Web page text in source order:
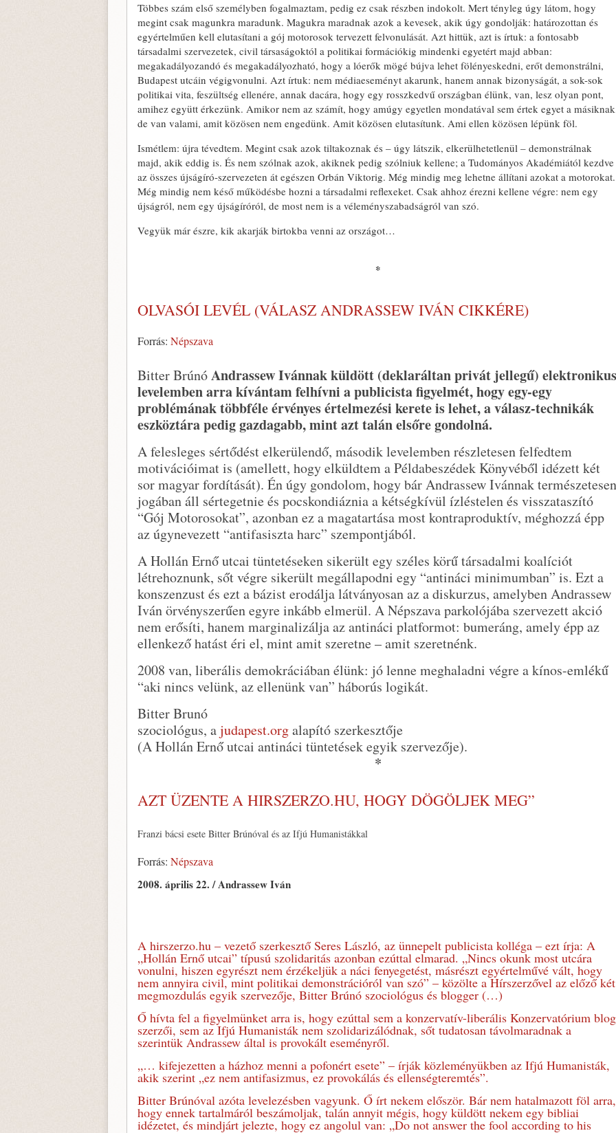
Többes szám első személyben fogalmaztam, pedig ez csak részben indokolt. Mert tényleg úgy látom, hogy
megint csak magunkra maradunk. Magukra maradnak azok a kevesek, akik úgy gondolják: határozottan és
egyértelműen kell elutasítani a gój motorosok tervezett felvonulását. Azt hittük, azt is írtuk: a fontosabb
társadalmi szervezetek, civil társaságoktól a politikai formációkig mindenki egyetért majd abban:
megakadályozandó és megakadályozható, hogy a lóerők mögé bújva lehet fölényeskedni, erőt demonstrálni,
Budapest utcáin végigvonulni. Azt írtuk: nem médiaeseményt akarunk, hanem annak bizonyságát, a sok-sok
politikai vita, feszültség ellenére, annak dacára, hogy egy rosszkedvű országban élünk, van, lesz olyan pont,
amihez együtt érkezünk. Amikor nem az számít, hogy amúgy egyetlen mondatával sem értek egyet a
de van valami, amit közösen nem engedünk. Amit közösen elutasítunk. Ami ellen közösen lépünk föl.
Ismétlem: újra tévedtem. Megint csak azok tiltakoznak és – úgy látszik, elkerülhetetlenül – demonstrálnak
majd, akik eddig is. És nem szólnak azok, akiknek pedig szólniuk kellene; a Tudományos Akadémiától kezdve
az összes újságíró-szervezeten át egészen Orbán Viktorig. Még mindig meg lehetne állítani azokat a motorokat.
Még mindig nem késő működésbe hozni a társadalmi reflexeket. Csak ahhoz érezni kellene végre: nem egy
újságról, nem egy újságíróról, de most nem is a véleményszabadságról van szó.
Vegyük már észre, kik akarják birtokba venni az országot…
*
OLVASÓI LEVÉL (VÁLASZ ANDRASSEW IVÁN CIKKÉRE)
Forrás: Népszava
Bitter BrúnóAndrassew Ivánnak küldött (deklaráltan privát jellegű) elektronikus
levelemben arra kívántam felhívni a publicista figyelmét, hogy egy-egy
problémának többféle érvényes értelmezési kerete is lehet, a válasz-technikák
eszköztára pedig gazdagabb, mint azt talán elsőre gondolná.
A felesleges sértődést elkerülendő, második levelemben részletesen felfedtem
motivációimat is (amellett, hogy elküldtem a Példabeszédek Könyvéből idézett két
sor magyar fordítását). Én úgy gondolom, hogy bár Andrassew Ivánnak természetesen
jogában áll sértegetnie és pocskondiáznia a kétségkívül ízléstelen és visszataszító
“Gój Motorosokat”, azonban ez a magatartása most kontraproduktív, méghozzá épp
az úgynevezett “antifasiszta harc” szempontjából.
A Hollán Ernő utcai tüntetéseken sikerült egy széles körű társadalmi koalíciót
létrehoznunk, sőt végre sikerült megállapodni egy “antináci minimumban” is. Ezt a
konszenzust és ezt a bázist erodálja látványosan az a diskurzus, amelyben Andrassew
Iván örvényszerűen egyre inkább elmerül. A Népszava parkolójába szervezett akció
nem erősíti, hanem marginalizálja az antináci platformot: bumeráng, amely épp az
ellenkező hatást éri el, mint amit szeretne – amit szeretnénk.
2008 van, liberális demokráciában élünk: jó lenne meghaladni végre a kínos-emlékű
“aki nincs velünk, az ellenünk van” háborús logikát.
Bitter Brunó
szociológus, ajudapest.orgalapító szerkesztője
(A Hollán Ernő utcai antináci tüntetések egyik szervezője).
*
AZT ÜZENTE A HIRSZERZO.HU, HOGY DÖGÖLJEK MEG”
Franzi bácsi esete Bitter Brúnóval és az Ifjú Humanistákkal
Forrás: Népszava
2008. április 22. / Andrassew Iván
A hirszerzo.hu – vezető szerkesztő Seres László, az ünnepelt publicista kolléga – ezt írja: A
„Hollán Ernő utcai” típusú szolidaritás azonban ezúttal elmarad. „Nincs okunk most utcára
vonulni, hiszen egyrészt nem érzékeljük a náci fenyegetést, másrészt egyértelművé vált, hogy
nem annyira civil, mint politikai demonstrációról van szó” – közölte a Hírszerzővel az előző két
megmozdulás egyik szervezője, Bitter Brúnó szociológus és blogger (…)
Ő hívta fel a figyelmünket arra is, hogy ezúttal sem a konzervatív-liberális Konzervatórium blog
szerzői, sem az Ifjú Humanisták nem szolidarizálódnak, sőt tudatosan távolmaradnak a
szerintük Andrassew által is provokált eseményről.
„… kifejezetten a házhoz menni a pofonért esete” – írják közleményükben az Ifjú Humanisták,
akik szerint „ez nem antifasizmus, ez provokálás és ellenségteremtés”.
Bitter Brúnóval azóta levelezésben vagyunk. Ő írt nekem először. Bár nem hatalmazott föl arra,
hogy ennek tartalmáról beszámoljak, talán annyit mégis, hogy küldött nekem egy bibliai
idézetet, és mindjárt jelezte, hogy ez angolul van: „Do not answer the fool according to his